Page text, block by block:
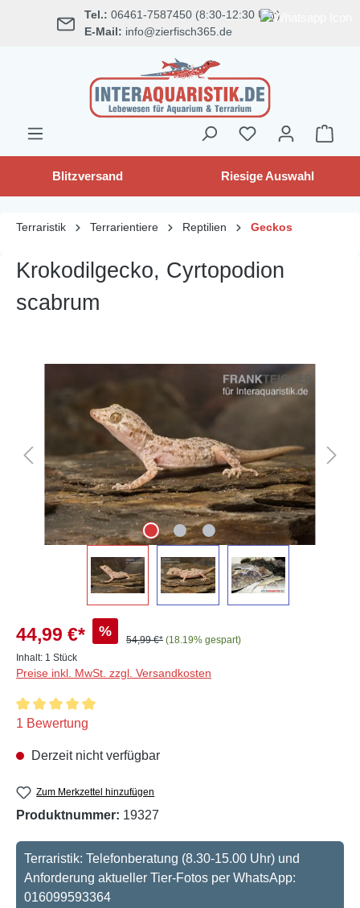
springen Tel.: 06461-7587450 (8:30-12:30 Uhr)
E-Mail: info@zierfisch365.de
Blitzversand Riesige Auswahl
Terraristik Terrarientiere Reptilien Geckos
Krokodilgecko, Cyrtopodion
scabrum
44,99 €* %
54,99 €* (18.19% gespart)
Inhalt: 1 Stück
Preise inkl. MwSt. zzgl. Versandkosten
Durchschnittliche Bewertung von 5 von 5 Sternen
1 Bewertung
Derzeit nicht verfügbar
Zum Merkzettel hinzufügen
Produktnummer: 19327
Terraristik: Telefonberatung (8.30-15.00 Uhr) und
Anforderung aktueller Tier-Fotos per WhatsApp:
016099593364